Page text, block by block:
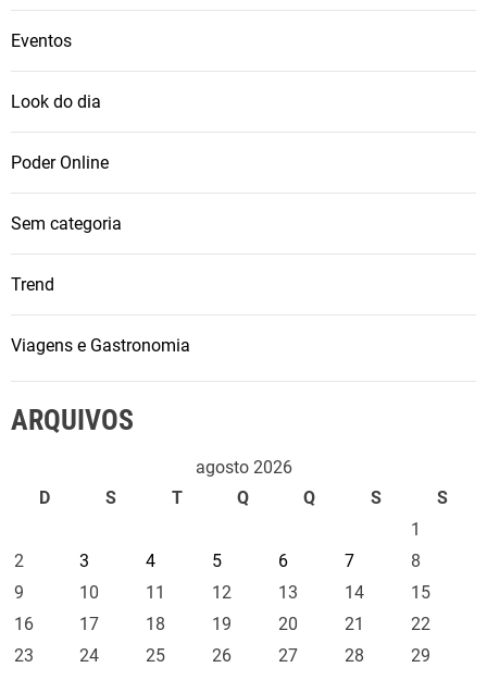
Eventos
Look do dia
Poder Online
Sem categoria
Trend
Viagens e Gastronomia
ARQUIVOS
agosto 2026
D
S T Q Q S
S
1
2
3 4 5 6 7
8
9
10 11 12 13 14
15
16
17 18 19 20 21
22
23
24 25 26 27 28
29